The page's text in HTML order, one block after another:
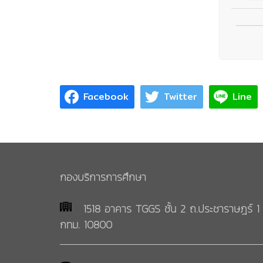
Facebook Twitter Line
กองบริการการศึกษา
1518 อาคาร TGGS ชั้น 2 ถ.ประชาราษฎร์
กทม. 10800